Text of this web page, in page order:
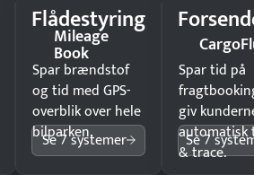
Flådestyring
Mileage
Book
Spar brændstof
og tid med GPS-
overblik over hele
bilparken.
Se 7 systemer
Spar tid på
giv
automatisk
& trace.
Se 7